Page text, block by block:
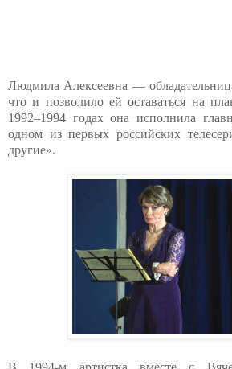
Людмила Алексеевна —
что и позволило ей оставаться на
1992–1994 годах она исполнила
одном из первых российских
другие».